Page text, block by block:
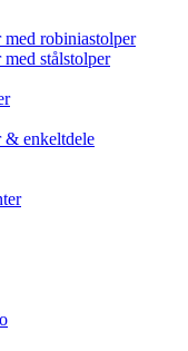
robiniastolper
stålstolper
& enkeltdele